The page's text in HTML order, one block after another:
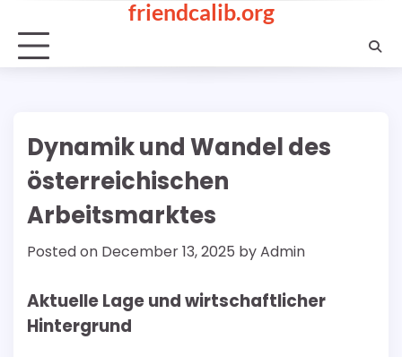
content
friendcalib.org
Dynamik und Wandel des
österreichischen
Arbeitsmarktes
Posted on December 13, 2025 byAdmin
Aktuelle Lage und wirtschaftlicher
Hintergrund